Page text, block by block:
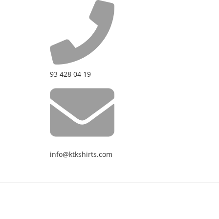
93 428 04 19
info@ktkshirts.com